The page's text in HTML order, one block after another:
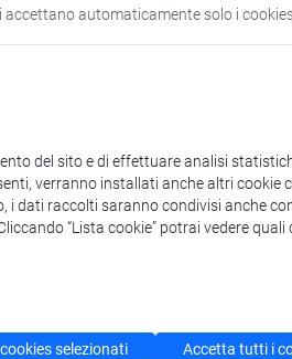
automaticamente solo i
del sito e di effettuare analisi
verranno installati anche altri cookie
i dati raccolti saranno condivisi anche
“Lista cookie” potrai vedere quali
selezionati Accetta tutti i